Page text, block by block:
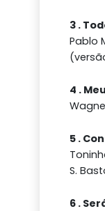
3 .
Pablo
4 .
5 .
S.
6 .